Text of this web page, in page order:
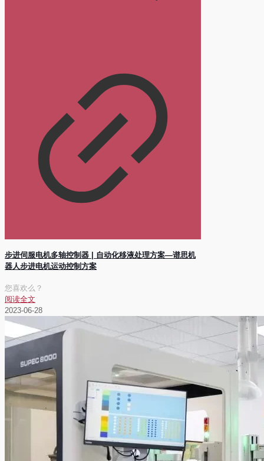
步进伺服电机多轴控制器 | 自动化移液处理方案—谱思机
器人步进电机运动控制方案
您喜欢么？
阅读全文
2023-06-28